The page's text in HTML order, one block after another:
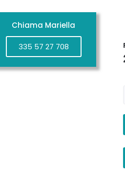
Chiama Mariella
335 57 27 708